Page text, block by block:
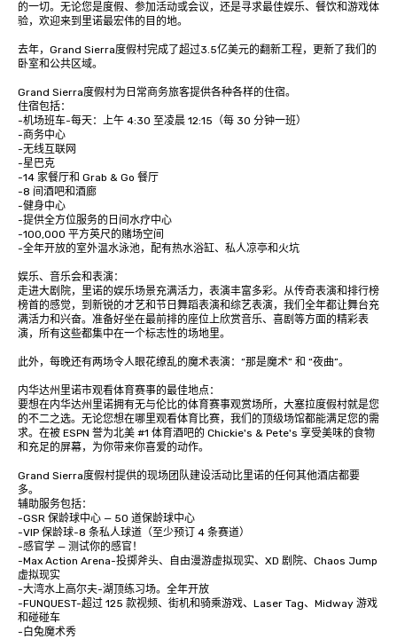
的一切。无论您是度假、参加活动或会议，还是寻求最佳娱乐、餐饮和游戏体
验，欢迎来到里诺最宏伟的目的地。
去年，Grand Sierra度假村完成了超过3.5亿美元的翻新工程，更新了我们的
卧室和公共区域。
Grand Sierra度假村为日常商务旅客提供各种各样的住宿。
住宿包括：
-机场班车-每天：上午 4:30 至凌晨 12:15（每 30 分钟一班）
-商务中心
-无线互联网
-星巴克
-14 家餐厅和 Grab & Go 餐厅
-8 间酒吧和酒廊
-健身中心
-提供全方位服务的日间水疗中心
-100,000 平方英尺的赌场空间
-全年开放的室外温水泳池，配有热水浴缸、私人凉亭和火坑
娱乐、音乐会和表演：
走进大剧院，里诺的娱乐场景充满活力，表演丰富多彩。从传奇表演和排行榜
榜首的感觉，到新锐的才艺和节日舞蹈表演和综艺表演，我们全年都让舞台充
满活力和兴奋。准备好坐在最前排的座位上欣赏音乐、喜剧等方面的精彩表
演，所有这些都集中在一个标志性的场地里。
此外，每晚还有两场令人眼花缭乱的魔术表演：“那是魔术” 和 “夜曲”。
内华达州里诺市观看体育赛事的最佳地点：
要想在内华达州里诺拥有无与伦比的体育赛事观赏场所，大塞拉度假村就是您
的不二之选。无论您想在哪里观看体育比赛，我们的顶级场馆都能满足您的需
求。在被 ESPN 誉为北美 #1 体育酒吧的 Chickie's & Pete's 享受美味的食物
和充足的屏幕，为你带来你喜爱的动作。
Grand Sierra度假村提供的现场团队建设活动比里诺的任何其他酒店都要
多。
辅助服务包括：
-GSR 保龄球中心 — 50 道保龄球中心
-VIP 保龄球-8 条私人球道（至少预订 4 条赛道）
-感官学 — 测试你的感官！
-Max Action Arena-投掷斧头、自由漫游虚拟现实、XD 剧院、Chaos Jump
虚拟现实
-大湾水上高尔夫-湖顶练习场。全年开放
-FUNQUEST-超过 125 款视频、街机和骑乘游戏、Laser Tag、Midway 游戏
和碰碰车
-白兔魔术秀